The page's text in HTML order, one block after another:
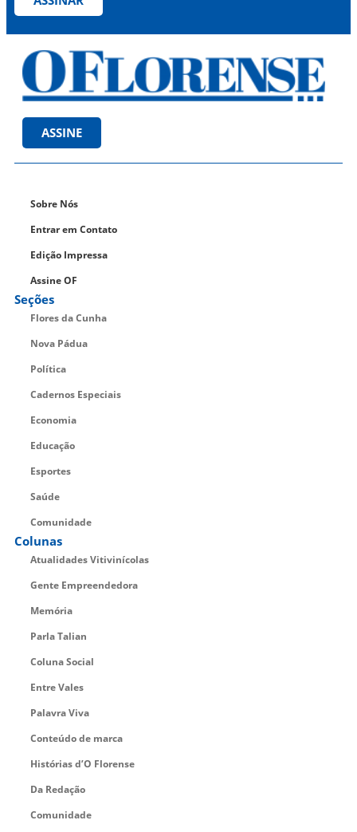
ASSINE
Sobre Nós
Entrar em Contato
Edição Impressa
Assine OF
Seções
Flores da Cunha
Nova Pádua
Política
Cadernos Especiais
Economia
Educação
Esportes
Saúde
Comunidade
Colunas
Atualidades Vitivinícolas
Gente Empreendedora
Memória
Parla Talian
Coluna Social
Entre Vales
Palavra Viva
Conteúdo de marca
Histórias d’O Florense
Da Redação
Comunidade